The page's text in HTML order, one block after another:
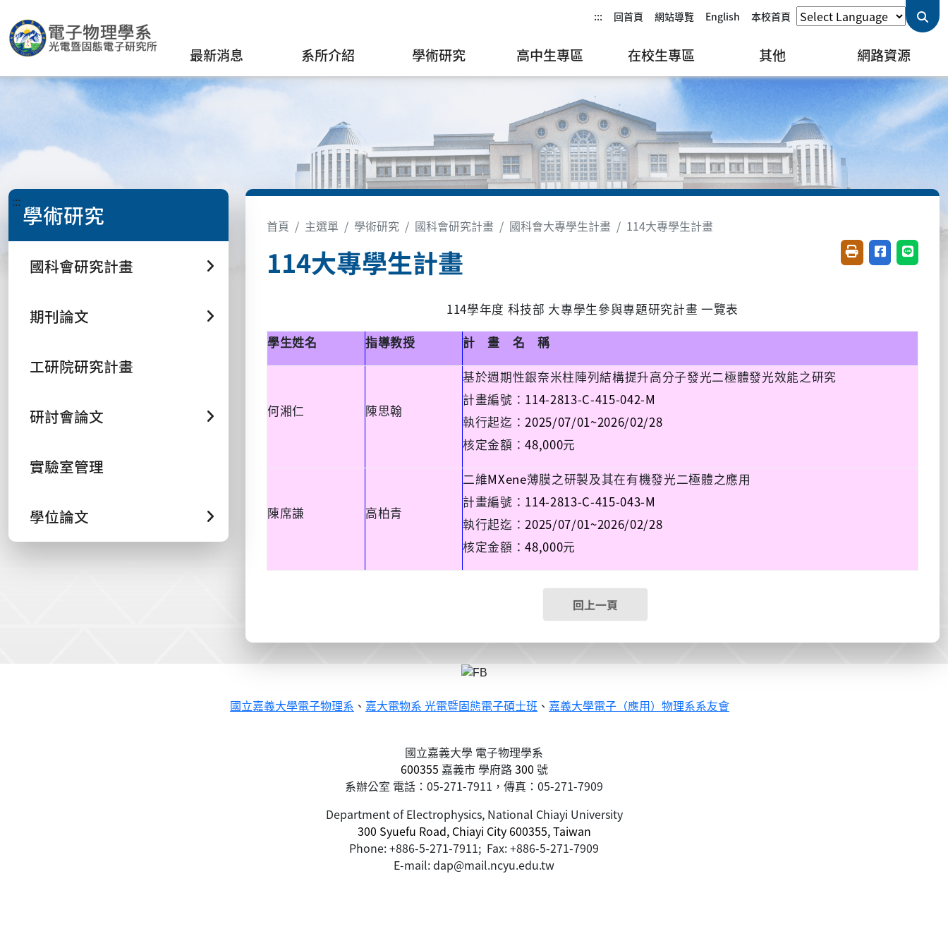
::: 回首頁 網站導覽 English 本校首頁
最新消息 系所介紹 學術研究 高中生專區 在校生專區 其他 網路資源
::: 學術研究
國科會研究計畫
期刊論文
工研院研究計畫
研討會論文
實驗室管理
學位論文
首頁 主選單 學術研究 國科會研究計畫 國科會大專學生計畫 114大專學生計畫
114大專學生計畫 友善列印(開新視窗)
分享至臉書(
分享至
114學年度 科技部 大專學生參與專題研究計畫 一覽表
學生姓名 指導教授 計 畫 名 稱
何湘仁 陳思翰
基於週期性銀奈米柱陣列結構提升高分子發光二極體發光效能之研究
計畫編號： 114-2813-C-415-042-M
執行起迄：2025/07/01~2026/02/28
核定金額：48,000元
陳席謙 高柏青
二維MXene薄膜之研製及其在有機發光二極體之應用
計畫編號： 114-2813-C-415-043-M
執行起迄：2025/07/01~2026/02/28
核定金額：48,000元
回上一頁
國立嘉義大學電子物理系 、 嘉大電物系 光電暨固態電子碩士班 、 嘉義大學電子（應用）物理系系友會
國立嘉義大學 電子物理學系
600355 嘉義市學府路300 號
系辦公室 電話：05-271-7911，傳真：05-271-7909
Department of Electrophysics, National Chiayi University
300 Syuefu Road, Chiayi City 600355, Taiwan
Phone: +886-5-271-7911; Fax: +886-5-271-7909
E-mail: dap@mail.ncyu.edu.tw